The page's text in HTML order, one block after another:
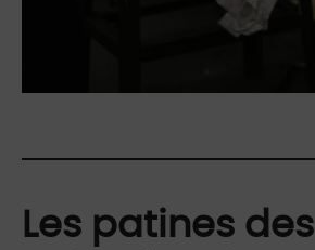
Les patines des